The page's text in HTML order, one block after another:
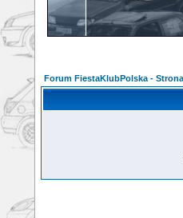
Forum FiestaKlubPolska -